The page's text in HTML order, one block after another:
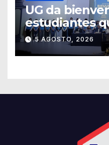
UG da
estudiantes
través de los
equidad
5 AGOSTO, 2026